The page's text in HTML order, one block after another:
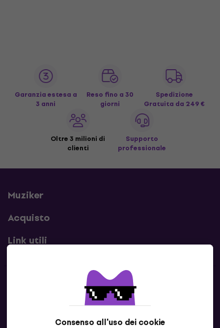
Consenso all'uso dei cookie
Garanzia estesa a
3 anni
Reso fino a 30
giorni
Spedizione
Gratuita da 249 €
Oltre 3 milioni di
clienti
Supporto
professionale
Muziker
Acquisto
Link utili
Contatti
Contattaci